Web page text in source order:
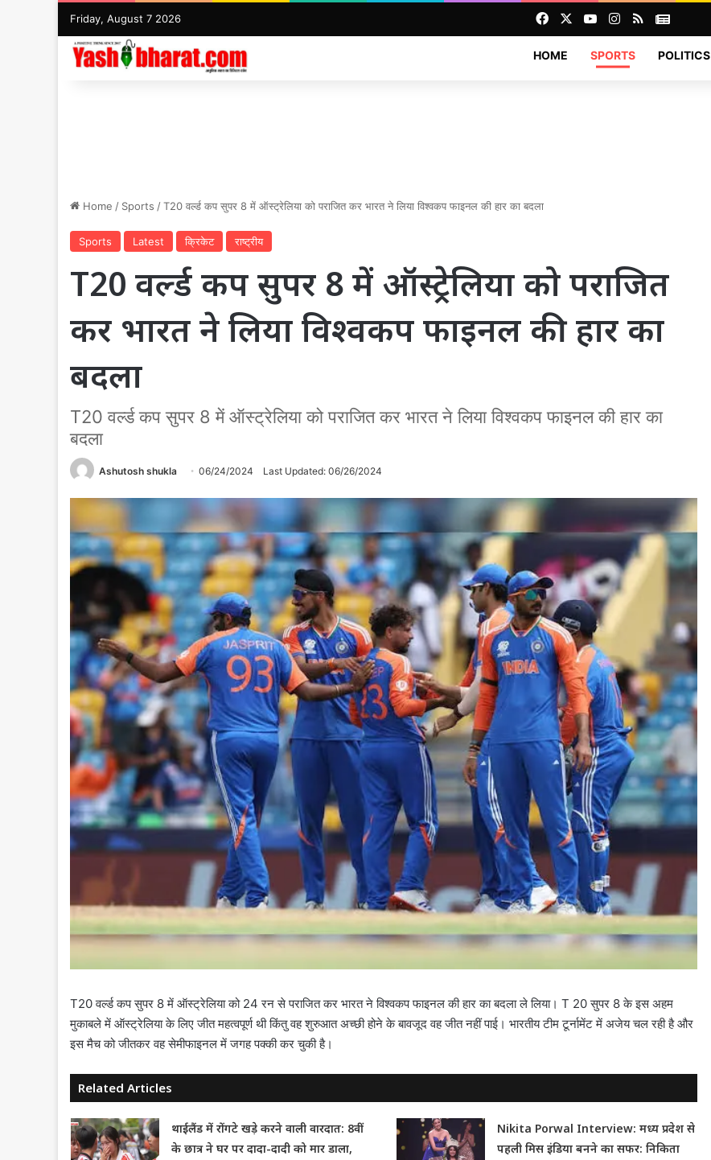
Friday, August 7 2026 FacebookYouTubeInstagram
RSSNews
HOME SPORTS POLITICS
Home / Sports /T20 वर्ल्ड कप सुपर 8 में ऑस्ट्रेलिया को पराजित कर भारत ने लिया विश्वकप फाइनल की हार का बदला
Sports Latest क्रिकेट राष्ट्रीय
T20 वर्ल्ड कप सुपर 8 में ऑस्ट्रेलिया को पराजित
कर भारत ने लिया विश्वकप फाइनल की हार का
बदला
T20 वर्ल्ड कप सुपर 8 में ऑस्ट्रेलिया को पराजित कर भारत ने लिया विश्वकप फाइनल की हार का
बदला
Ashutosh shukla 06/24/2024 Last Updated: 06/26/2024
T20 वर्ल्ड कप सुपर 8 में ऑस्ट्रेलिया को 24 रन से पराजित कर भारत ने विश्वकप फाइनल की हार का बदला ले लिया। T 20 सुपर 8 के इस अहम
मुकाबले में ऑस्ट्रेलिया के लिए जीत महत्वपूर्ण थी किंतु वह शुरुआत अच्छी होने के बावजूद वह जीत नहीं पाई। भारतीय टीम टूर्नामेंट में अजेय चल रही है और
इस मैच को जीतकर वह सेमीफाइनल में जगह पक्की कर चुकी है।
Related Articles
थाईलैंड में रोंगटे खड़े करने वाली वारदात: 8वीं
के छात्र ने घर पर दादा-दादी को मार डाला,
Nikita Porwal Interview: मध्य प्रदेश से
पहली मिस इंडिया बनने का सफर: निकिता